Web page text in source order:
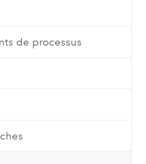
de processus